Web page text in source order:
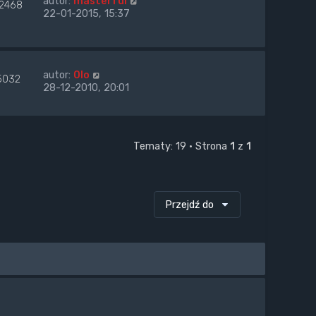
22-01-2015, 15:37
autor: Olo
28-12-2010, 20:01
Tematy: 19 • Strona 1 z 1
Przejdź do